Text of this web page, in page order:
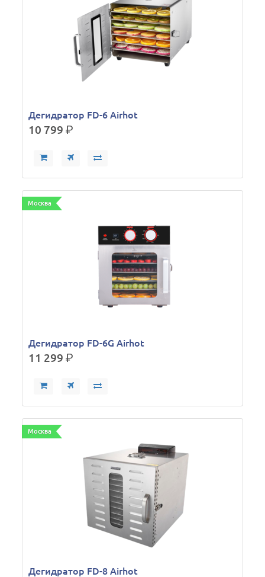
Дегидратор FD-6 Airhot
10 799р.
Москва
Дегидратор FD-6G Airhot
11 299р.
Москва
Дегидратор FD-8 Airhot